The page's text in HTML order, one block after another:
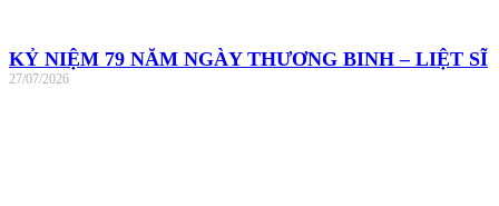
KỶ NIỆM 79 NĂM NGÀY THƯƠNG BINH – LIỆT SĨ
27/07/2026